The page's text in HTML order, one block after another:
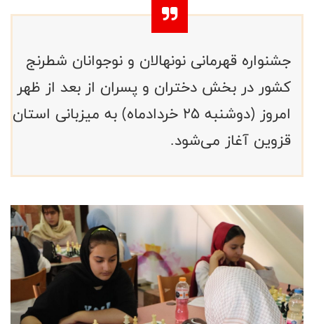
جشنواره قهرمانی نونهالان و نوجوانان شطرنج
کشور در بخش دختران و پسران از بعد از ظهر
امروز (دوشنبه ۲۵ خردادماه) به میزبانی استان
قزوین آغاز می‌شود.